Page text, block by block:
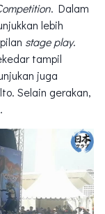
. Dalam
lebih
stage play.
tampil
juga
Selain gerakan,